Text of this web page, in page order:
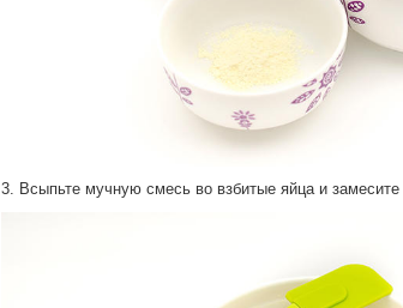
3. Всыпьте мучную смесь во взбитые яйца и замесите